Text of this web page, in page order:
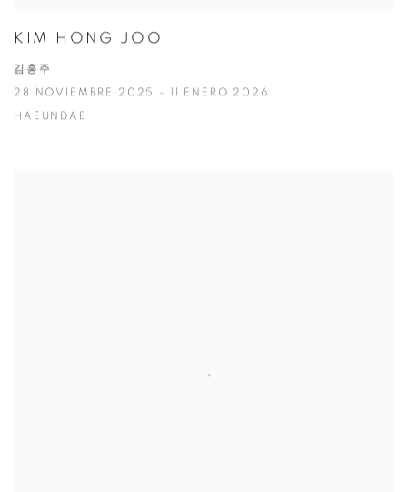
KIM HONG JOO
김홍주
28 NOVIEMBRE 2025 - 11 ENERO 2026
HAEUNDAE